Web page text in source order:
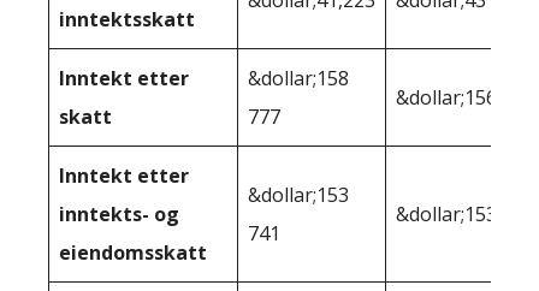
inntektsskatt
Inntekt etter
skatt
&dollar;158
777
&dollar;156 009
Inntekt etter
inntekts- og
eiendomsskatt
&dollar;153
741
&dollar;153,109